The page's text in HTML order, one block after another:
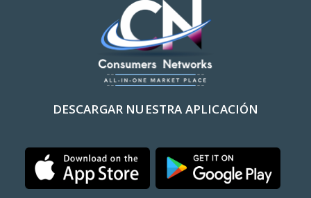
DESCARGAR NUESTRA APLICACIÓN